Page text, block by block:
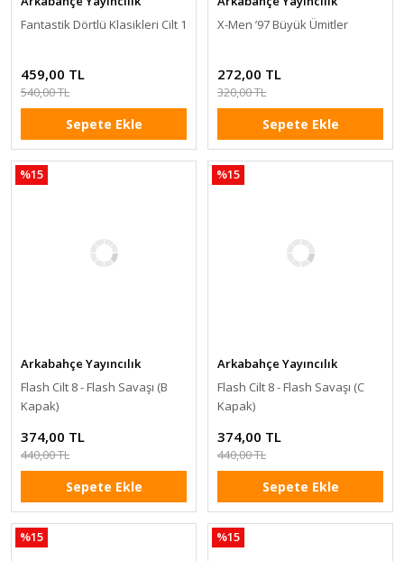
Fantastik Dörtlü Klasikleri Cilt 1
459,00 TL
540,00 TL
Sepete Ekle
X-Men ’97 Büyük Ümitler
272,00 TL
320,00 TL
Sepete Ekle
%15
Arkabahçe Yayıncılık
Flash Cilt 8 - Flash Savaşı (B
Kapak)
374,00 TL
440,00 TL
Sepete Ekle
%15
Arkabahçe Yayıncılık
Flash Cilt 8 - Flash Savaşı (C
Kapak)
374,00 TL
440,00 TL
Sepete Ekle
%15 %15